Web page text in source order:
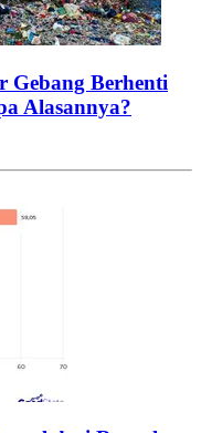
Berhenti
Alasannya?